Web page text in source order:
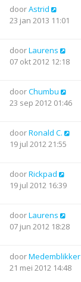
doorAstrid
23 jan 2013 11:01
doorLaurens
07 okt 2012 12:18
doorChumbu
23 sep 2012 01:46
doorRonald C.
19 jul 2012 21:55
doorRickpad
19 jul 2012 16:39
doorLaurens
07 jun 2012 18:28
doorMedemblikker
21 mei 2012 14:48